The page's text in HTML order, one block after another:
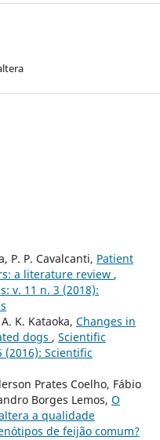
P. P. Cavalcanti, Patient
a literature review ,
v. 11 n. 3 (2018):
K. Kataoka, Changes in
dogs , Scientific
(2016): Scientific
Prates Coelho, Fábio
Borges Lemos, O
a qualidade
de feijão comum?